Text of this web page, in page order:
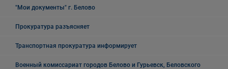
"Мои документы" г. Белово
Прокуратура разъясняет
Транспортная прокуратура информирует
Военный комиссариат городов Белово и Гурьевск, Беловского